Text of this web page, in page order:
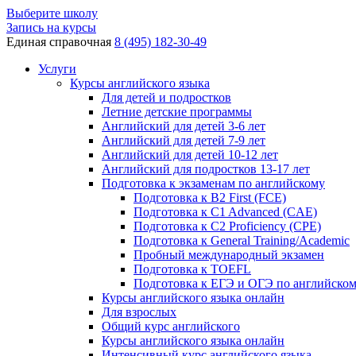
Выберите школу
Запись на курсы
Единая справочная 8 (495) 182-30-49
Услуги
Курсы английского языка
Для детей и подростков
Летние детские программы
Английский для детей 3-6 лет
Английский для детей 7-9 лет
Английский для детей 10-12 лет
Английский для подростков 13-17 лет
Подготовка к экзаменам по английскому
Подготовка к B2 First (FCE)
Подготовка к C1 Advanced (CAE)
Подготовка к C2 Proficiency (CPE)
Подготовка к General Training/Academic
Пробный международный экзамен
Подготовка к TOEFL
Подготовка к ЕГЭ и ОГЭ по
Курсы английского языка онлайн
Для взрослых
Общий курс английского
Курсы английского языка онлайн